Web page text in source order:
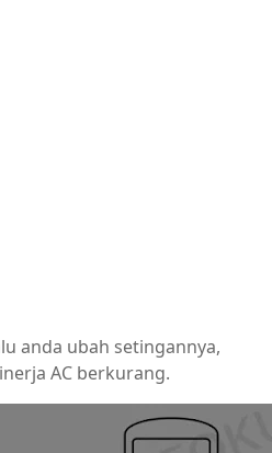
anda ubah setingannya,
AC berkurang.